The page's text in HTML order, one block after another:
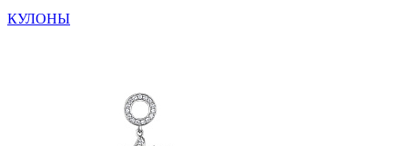
КУЛОНЫ